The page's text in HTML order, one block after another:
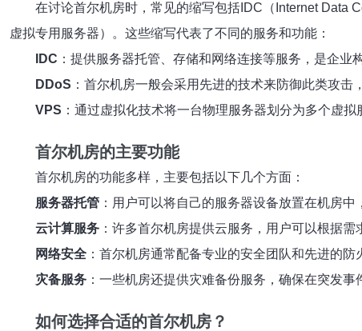
在讨论首尔机房时，常见的缩写包括IDC（Internet Data
虚拟专用服务器）。这些缩写代表了不同的服务和功能：
IDC ：提供服务器托管、存储和网络连接等服务，是企业
DDoS ：首尔机房一般会采用先进的技术来防御此类攻击
VPS ：通过虚拟化技术将一台物理服务器划分为多个虚
首尔机房的主要功能
首尔机房的功能多样，主要包括以下几个方面：
服务器托管 ：用户可以将自己的服务器设备放置在机房
云计算服务 ：许多首尔机房提供云服务，用户可以根据需
网络安全 ：首尔机房通常配备专业的安全团队和先进的防
灾备服务 ：一些机房还提供灾难备份服务，确保在突发事
如何选择合适的首尔机房？